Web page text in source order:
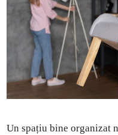
Un spațiu bine organizat